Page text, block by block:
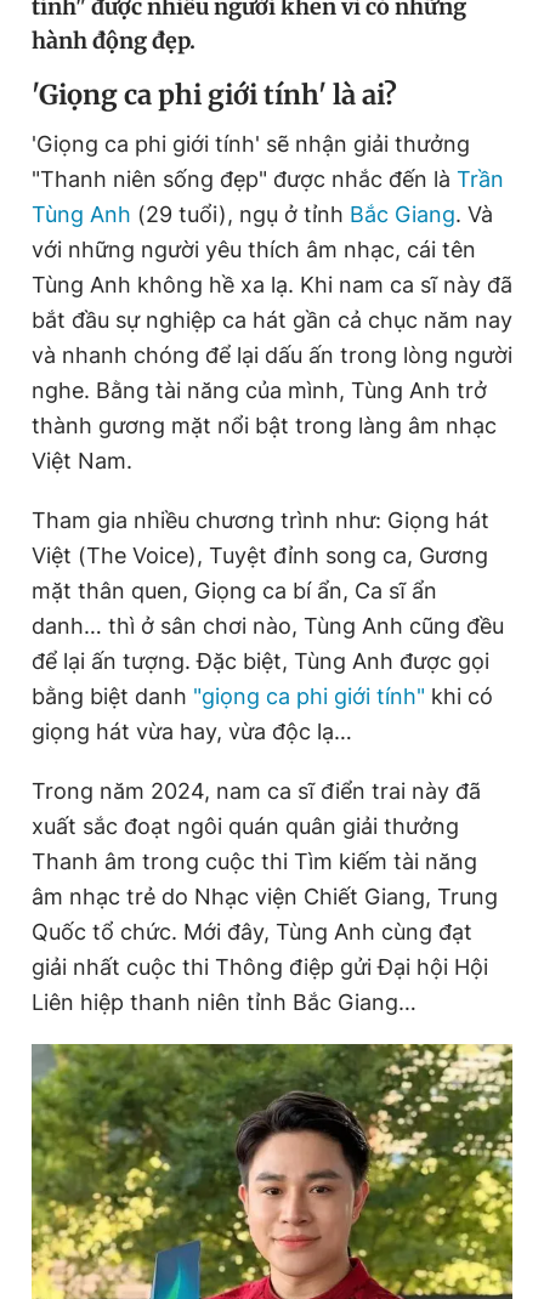
Video Magazine
Sản phẩm khác
Tiện ích Bạn cần biết
Thông tin tòa soạn Liên hệ quảng cáo
Đọc Thanh Niên trên điện thoại
Theo dõi báo trên
Hotline
0906 645 777
Liên hệ quảng cáo
0908 780 404
Đặt báo Quảng cáo RSS Tòa soạn
Phó tổng biên tập thường trực: Hải Thành
Phó tổng biên tập: Lâm Hiếu Dũng
Phó tổng biên tập: Trần Việt Hưng
Tổng thư ký tòa soạn: Đức Trung
Giấy phép xuất bản số 110/GP - BTTTT cấp ngày 24.3.2020
© 2003-2026 Bản quyền thuộc về Báo Thanh Niên. Cấm sao
chép dưới mọi hình thức nếu không có sự chấp thuận bằng văn
bản. Phát triển bởi ePi Technologies, JSC.
tính" được nhiều người khen vì có những
hành động đẹp.
'Giọng ca phi giới tính' là ai?
'Giọng ca phi giới tính' sẽ nhận giải thưởng
"Thanh niên sống đẹp" được nhắc đến là Trần
Tùng Anh (29 tuổi), ngụ ở tỉnh Bắc Giang. Và
với những người yêu thích âm nhạc, cái tên
Tùng Anh không hề xa lạ. Khi nam ca sĩ này đã
bắt đầu sự nghiệp ca hát gần cả chục năm nay
và nhanh chóng để lại dấu ấn trong lòng người
nghe. Bằng tài năng của mình, Tùng Anh trở
thành gương mặt nổi bật trong làng âm nhạc
Việt Nam.
Tham gia nhiều chương trình như: Giọng hát
Việt (The Voice), Tuyệt đỉnh song ca, Gương
mặt thân quen, Giọng ca bí ẩn, Ca sĩ ẩn
danh… thì ở sân chơi nào, Tùng Anh cũng đều
để lại ấn tượng. Đặc biệt, Tùng Anh được gọi
bằng biệt danh "giọng ca phi giới tính" khi có
giọng hát vừa hay, vừa độc lạ…
Trong năm 2024, nam ca sĩ điển trai này đã
xuất sắc đoạt ngôi quán quân giải thưởng
Thanh âm trong cuộc thi Tìm kiếm tài năng
âm nhạc trẻ do Nhạc viện Chiết Giang, Trung
Quốc tổ chức. Mới đây, Tùng Anh cùng đạt
giải nhất cuộc thi Thông điệp gửi Đại hội Hội
Liên hiệp thanh niên tỉnh Bắc Giang…